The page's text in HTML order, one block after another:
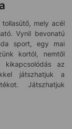
mely acél
Vynil bevonatú
sport, egy mai
kortól, nemtől
kikapcsolódás az
játszhatjuk a
Játszhatjuk